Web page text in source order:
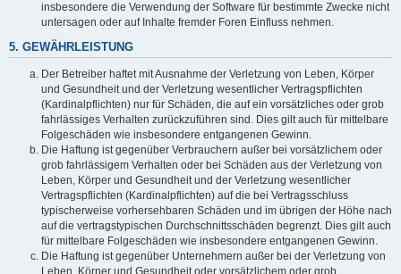
insbesondere die Verwendung der Software für bestimmte Zwecke nicht
untersagen oder auf Inhalte fremder Foren Einfluss nehmen.
5. GEWÄHRLEISTUNG
Der Betreiber haftet mit Ausnahme der Verletzung von Leben, Körper
und Gesundheit und der Verletzung wesentlicher Vertragspflichten
(Kardinalpflichten) nur für Schäden, die auf ein vorsätzliches oder grob
fahrlässiges Verhalten zurückzuführen sind. Dies gilt auch für mittelbare
Folgeschäden wie insbesondere entgangenen Gewinn.
Die Haftung ist gegenüber Verbrauchern außer bei vorsätzlichem oder
grob fahrlässigem Verhalten oder bei Schäden aus der Verletzung von
Leben, Körper und Gesundheit und der Verletzung wesentlicher
Vertragspflichten (Kardinalpflichten) auf die bei Vertragsschluss
typischerweise vorhersehbaren Schäden und im übrigen der Höhe nach
auf die vertragstypischen Durchschnittsschäden begrenzt. Dies gilt auch
für mittelbare Folgeschäden wie insbesondere entgangenen Gewinn.
Die Haftung ist gegenüber Unternehmern außer bei der Verletzung von
Leben, Körper und Gesundheit oder vorsätzlichem oder grob